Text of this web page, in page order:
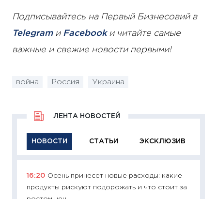
Подписывайтесь на Первый Бизнесовий в
Telegramи Facebookи читайте самые
важные и свежие новости первыми!
война Россия Украина
НОВОСТИ СТАТЬИ ЭКСКЛЮЗИВ
ЛЕНТА НОВОСТЕЙ
16:20 Осень принесет новые расходы: какие
продукты рискуют подорожать и что стоит за